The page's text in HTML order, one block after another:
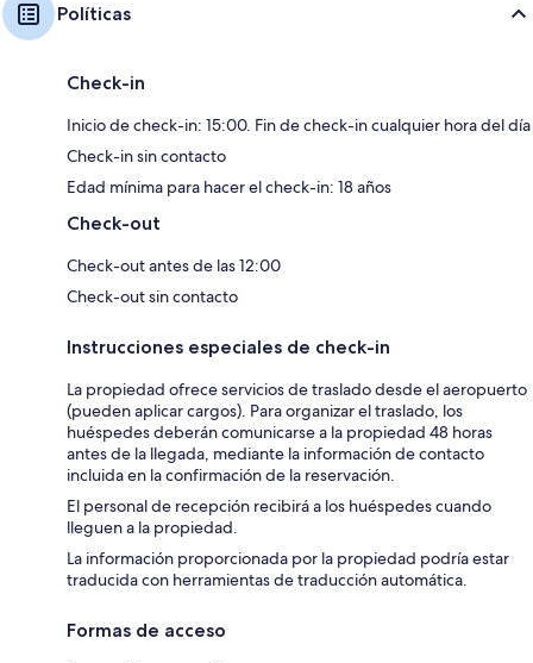
Políticas
Check-in
Inicio de check-in: 15:00. Fin de check-in cualquier hora del día
Check-in sin contacto
Edad mínima para hacer el check-in: 18 años
Check-out
Check-out antes de las 12:00
Check-out sin contacto
Instrucciones especiales de check-in
La propiedad ofrece servicios de traslado desde el aeropuerto
(pueden aplicar cargos). Para organizar el traslado, los
huéspedes deberán comunicarse a la propiedad 48 horas
antes de la llegada, mediante la información de contacto
incluida en la confirmación de la reservación.
El personal de recepción recibirá a los huéspedes cuando
lleguen a la propiedad.
La información proporcionada por la propiedad podría estar
traducida con herramientas de traducción automática.
Formas de acceso